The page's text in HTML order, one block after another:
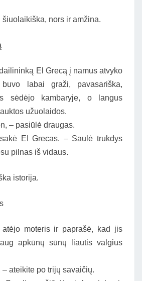
nors ir amžina.
El Grecą į namus atvyko
labai graži, pavasariška,
sėdėjo kambaryje, o langus
užuolaidos.
– pasiūlė draugas.
EI Grecas. – Saulė trukdys
pilnas iš vidaus.
istorija.
moteris ir paprašė, kad jis
apkūnų sūnų liautis valgius
ateikite po trijų savaičių.